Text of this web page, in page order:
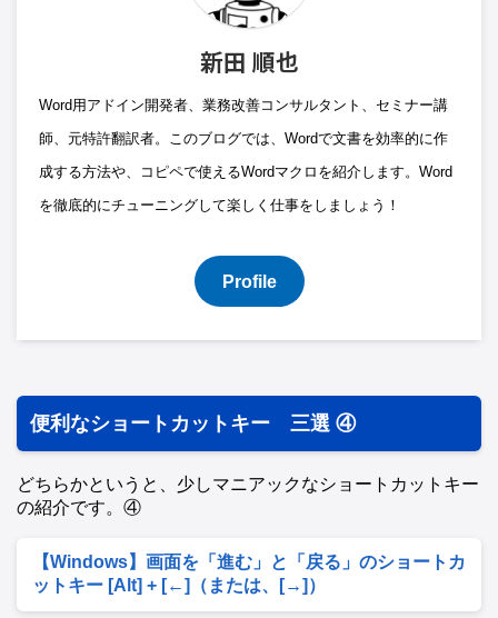
新田 順也
Word用アドイン開発者、業務改善コンサルタント、セミナー講
師、元特許翻訳者。このブログでは、Wordで文書を効率的に作
成する方法や、コピペで使えるWordマクロを紹介します。Word
を徹底的にチューニングして楽しく仕事をしましょう！
Profile
便利なショートカットキー 三選 ④
どちらかというと、少しマニアックなショートカットキー
の紹介です。④
【Windows】画面を「進む」と「戻る」のショートカ
ットキー [Alt] + [←]（または、[→]）